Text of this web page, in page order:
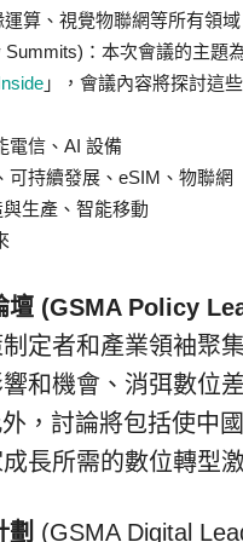
算、視覺物聯網等所有領域
：本次會議的主題
」，會議內容將探討這
電信、AI 設備
可持續發展、eSIM、物聯網
生產、智能移動
壇 (GSMA Policy
制定者和產業領袖聚
和機會、消弭數位
，討論將包括使中
長所需的數位轉型
劃 (GSMA Digital